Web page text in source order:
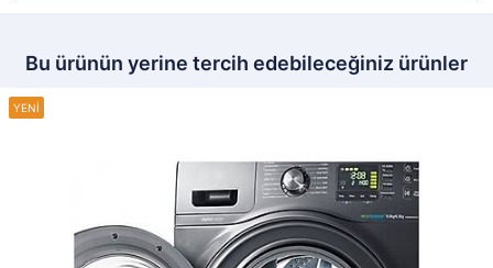
Bu ürünün yerine tercih edebileceğiniz ürünler